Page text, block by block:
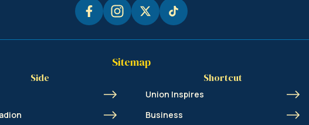
Sitemap
Side Shortcut
Union Inspires
Business